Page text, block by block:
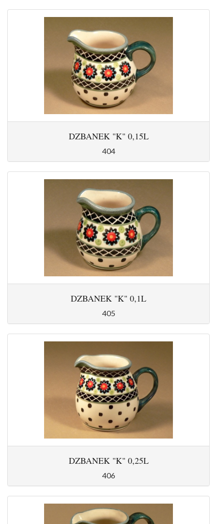
DZBANEK "K" 0,15L
404
DZBANEK "K" 0,1L
405
DZBANEK "K" 0,25L
406